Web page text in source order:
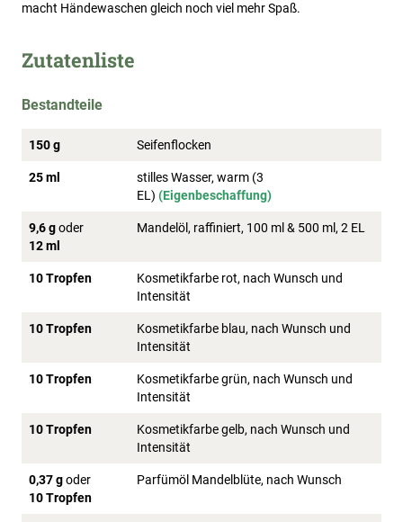
macht Händewaschen gleich noch viel mehr Spaß.
Zutatenliste
Bestandteile
150 g Seifenflocken
25 ml
stilles Wasser, warm (3
EL) (Eigenbeschaffung)
9,6 goder
12 ml
Mandelöl, raffiniert, 100 ml & 500 ml, 2 EL
10 Tropfen
Kosmetikfarbe rot, nach Wunsch und
Intensität
10 Tropfen
Kosmetikfarbe blau, nach Wunsch und
Intensität
10 Tropfen
Kosmetikfarbe grün, nach Wunsch und
Intensität
10 Tropfen
Kosmetikfarbe gelb, nach Wunsch und
Intensität
0,37 goder
10 Tropfen
Parfümöl Mandelblüte, nach Wunsch